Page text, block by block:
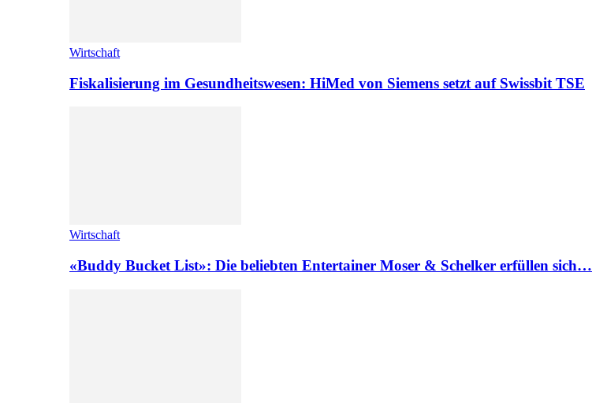
Wirtschaft
Fiskalisierung im Gesundheitswesen: HiMed von Siemens setzt auf Swissbit TSE
Wirtschaft
«Buddy Bucket List»: Die beliebten Entertainer Moser & Schelker erfüllen sich…